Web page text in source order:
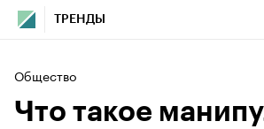
ТРЕНДЫ
Общество
Что такое